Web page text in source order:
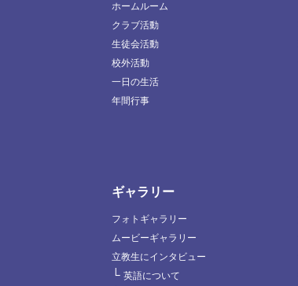
ホームルーム
クラブ活動
生徒会活動
校外活動
一日の生活
年間行事
ギャラリー
フォトギャラリー
ムービーギャラリー
立教生にインタビュー
└ 英語について